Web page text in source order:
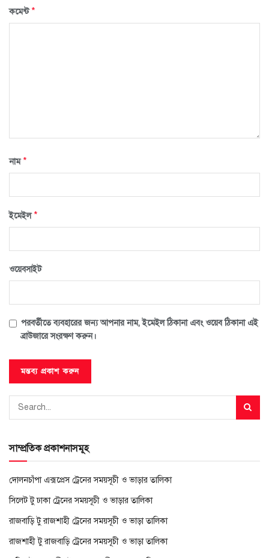
কমেন্ট*
নাম*
ইমেইল*
ওয়েবসাইট
পরবর্তীতে ব্যবহারের জন্য আপনার নাম, ইমেইল ঠিকানা এবং ওয়েব ঠিকানা এই
ব্রাউজারে সংরক্ষণ করুন।
সাম্প্রতিক প্রকাশনাসমূহ
দোলনচাঁপা এক্সপ্রেস ট্রেনের সময়সূচী ও ভাড়ার তালিকা
সিলেট টু ঢাকা ট্রেনের সময়সূচী ও ভাড়ার তালিকা
রাজবাড়ি টু রাজশাহী ট্রেনের সময়সূচী ও ভাড়া তালিকা
রাজশাহী টু রাজবাড়ি ট্রেনের সময়সূচী ও ভাড়া তালিকা